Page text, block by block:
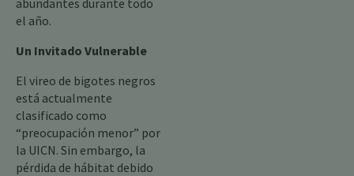
abundantes durante todo
el año.
Un Invitado Vulnerable
El vireo de bigotes negros
está actualmente
clasificado como
“preocupación menor” por
la UICN. Sin embargo, la
pérdida de hábitat debido